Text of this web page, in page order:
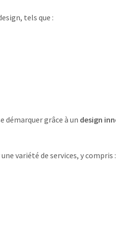
tels que :
démarquer grâce à un design
variété de services, y compris :